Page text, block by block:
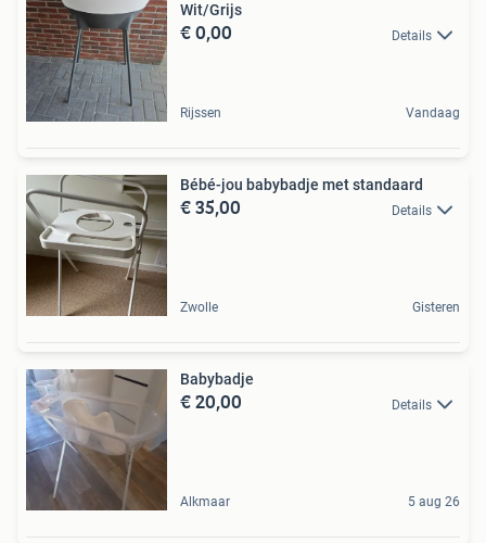
Wit/Grijs
€ 0,00 Details
Rijssen Vandaag
Bébé-jou babybadje met standaard
€ 35,00 Details
Zwolle Gisteren
Babybadje
€ 20,00 Details
Alkmaar 5 aug 26